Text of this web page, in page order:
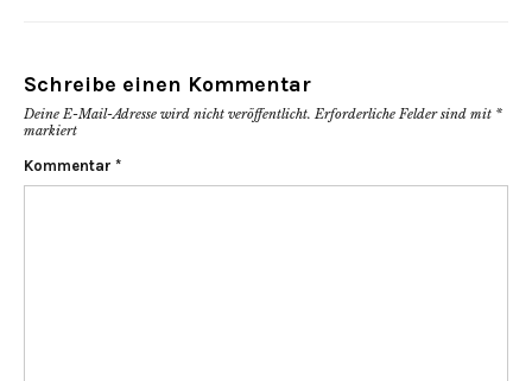
Schreibe einen Kommentar
Deine E-Mail-Adresse wird nicht veröffentlicht. Erforderliche Felder sind mit *
markiert
Kommentar *